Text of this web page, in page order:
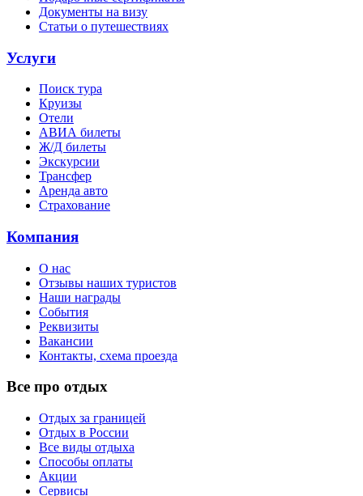
Документы на визу
Статьи о путешествиях
Услуги
Поиск тура
Круизы
Отели
АВИА билеты
Ж/Д билеты
Экскурсии
Трансфер
Аренда авто
Страхование
Компания
О нас
Отзывы наших туристов
Наши награды
События
Реквизиты
Вакансии
Контакты, схема проезда
Все про отдых
Отдых за границей
Отдых в России
Все виды отдыха
Способы оплаты
Акции
Сервисы